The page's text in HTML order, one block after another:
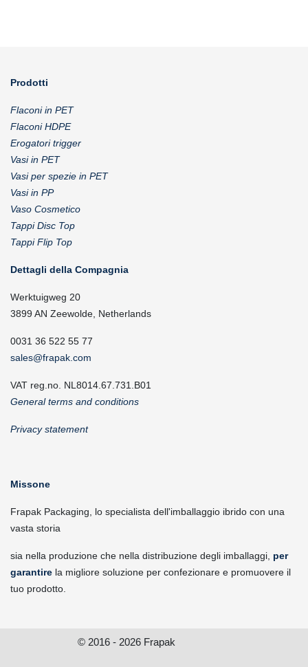
Prodotti
Flaconi in PET
Flaconi HDPE
Erogatori trigger
Vasi in PET
Vasi per spezie in PET
Vasi in PP
Vaso Cosmetico
Tappi Disc Top
Tappi Flip Top
Dettagli della Compagnia
Werktuigweg 20
3899 AN Zeewolde, Netherlands
0031 36 522 55 77
sales@frapak.com
VAT reg.no. NL8014.67.731.B01
General terms and conditions
Privacy statement
Missone
Frapak Packaging, lo specialista dell'imballaggio ibrido con una
vasta storia
sia nella produzione che nella distribuzione degli imballaggi, per
garantire la migliore soluzione per confezionare e promuovere il
tuo prodotto.
© 2016 - 2026 Frapak